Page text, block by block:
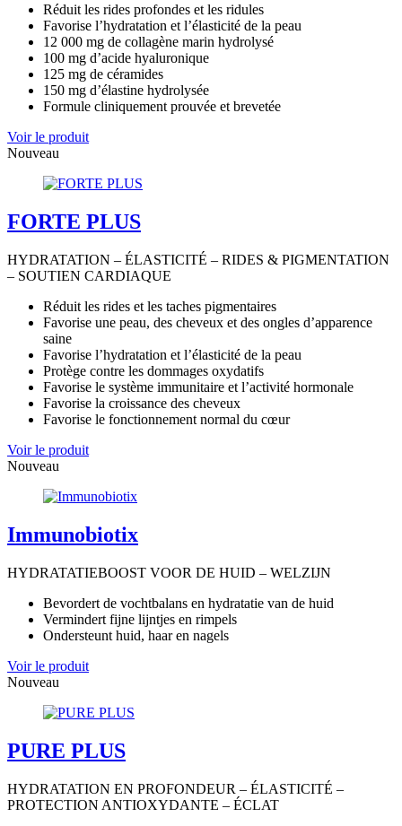
Réduit les rides profondes et les ridules
Favorise l’hydratation et l’élasticité de la peau
12 000 mg de collagène marin hydrolysé
100 mg d’acide hyaluronique
125 mg de céramides
150 mg d’élastine hydrolysée
Formule cliniquement prouvée et brevetée
Voir le produit
Nouveau
FORTE PLUS
HYDRATATION – ÉLASTICITÉ – RIDES & PIGMENTATION
– SOUTIEN CARDIAQUE
Réduit les rides et les taches pigmentaires
Favorise une peau, des cheveux et des ongles d’apparence
saine
Favorise l’hydratation et l’élasticité de la peau
Protège contre les dommages oxydatifs
Favorise le système immunitaire et l’activité hormonale
Favorise la croissance des cheveux
Favorise le fonctionnement normal du cœur
Voir le produit
Nouveau
Immunobiotix
HYDRATATIEBOOST VOOR DE HUID – WELZIJN
Bevordert de vochtbalans en hydratatie van de huid
Vermindert fijne lijntjes en rimpels
Ondersteunt huid, haar en nagels
Voir le produit
Nouveau
PURE PLUS
HYDRATATION EN PROFONDEUR – ÉLASTICITÉ –
PROTECTION ANTIOXYDANTE – ÉCLAT